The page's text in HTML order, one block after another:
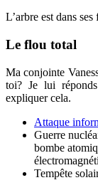
L’arbre est dans
Le flou total
Ma conjointe
toi? Je lui
expliquer cela.
Attaque
Guerre
bombe
Tempête